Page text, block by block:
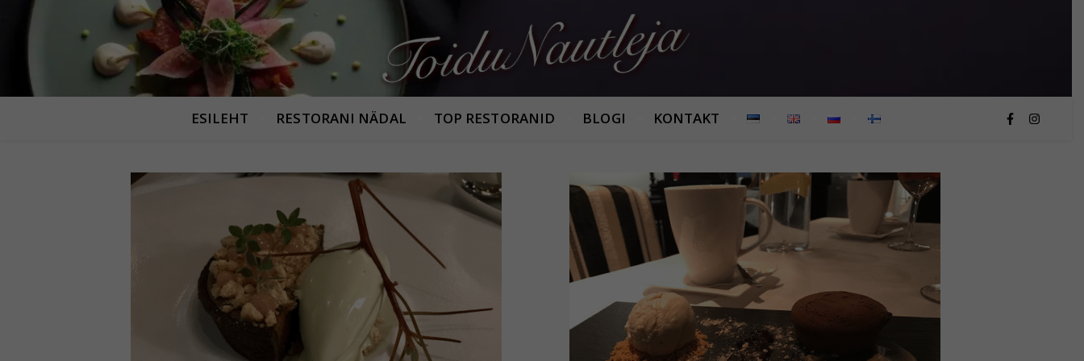
ESILEHT RESTORANI NÄDAL TOP RESTORANID BLOGI KONTAKT